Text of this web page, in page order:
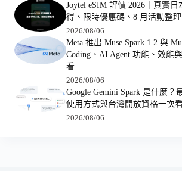
Joytel eSIM 評價 2026｜真實日
得、限時優惠碼、8 月活動整理
2026/08/06
Meta 推出 Muse Spark 1.2 與
Coding、AI Agent 功能、效能
看
2026/08/06
Google Gemini Spark 是什麼？
使用方式與台灣開放資格一次
2026/08/06